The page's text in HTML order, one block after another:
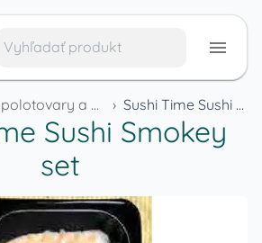
Hotové jedlá, polotovary a mrazené výrobky › Sushi Time Sushi Smokey set
Sushi Smokey
set